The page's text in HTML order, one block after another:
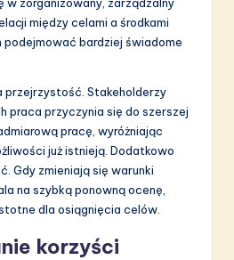
między celami a środkami
podejmować bardziej świadome
przejrzystość. Stakeholderzy
praca przyczynia się do szerszej
pracę, wyróżniając
już istnieją. Dodatkowo
Gdy zmieniają się warunki
na szybką ponowną ocenę,
dla osiągnięcia celów.
korzyści